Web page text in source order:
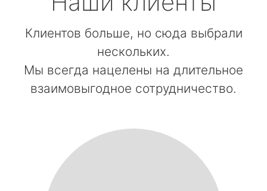
Клиентов больше, но сюда выбрали
нескольких.
Мы всегда нацелены на длительное
взаимовыгодное сотрудничество.